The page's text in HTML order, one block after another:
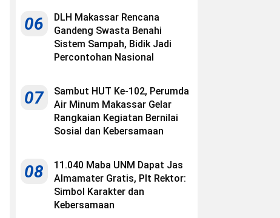
06
DLH Makassar Rencana
Gandeng Swasta Benahi
Sistem Sampah, Bidik Jadi
Percontohan Nasional
07
Sambut HUT Ke-102, Perumda
Air Minum Makassar Gelar
Rangkaian Kegiatan Bernilai
Sosial dan Kebersamaan
08
11.040 Maba UNM Dapat Jas
Almamater Gratis, Plt Rektor:
Simbol Karakter dan
Kebersamaan